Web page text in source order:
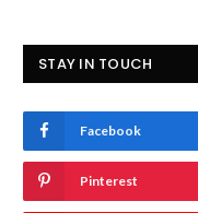
STAY IN TOUCH
Facebook
Pinterest